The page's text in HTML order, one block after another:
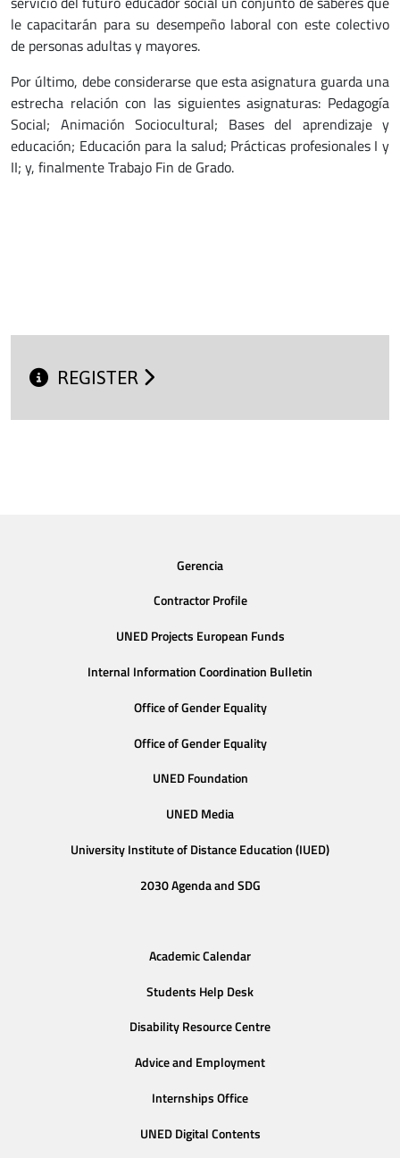
le capacitarán para su desempeño laboral con este colectivo
de personas adultas y mayores.
Por último, debe considerarse que esta asignatura guarda una
estrecha relación con las siguientes asignaturas: Pedagogía
Social; Animación Sociocultural; Bases del aprendizaje y
educación; Educación para la salud; Prácticas profesionales I y
II; y, finalmente Trabajo Fin de Grado.
REGISTER
Gerencia
Contractor Profile
UNED Projects European Funds
Internal Information Coordination Bulletin
Office of Gender Equality
Office of Gender Equality
UNED Foundation
UNED Media
University Institute of Distance Education (IUED)
2030 Agenda and SDG
Academic Calendar
Students Help Desk
Disability Resource Centre
Advice and Employment
Internships Office
UNED Digital Contents